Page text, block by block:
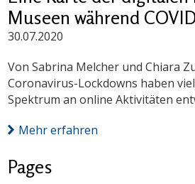
Museen während
30.07.2020
Von Sabrina Melcher und Chiara
Coronavirus-Lockdowns haben
Spektrum an online Aktivitäten
Mehr erfahren
Pages